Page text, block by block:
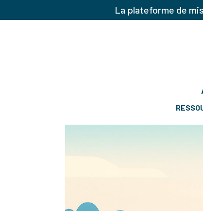
La plateforme de